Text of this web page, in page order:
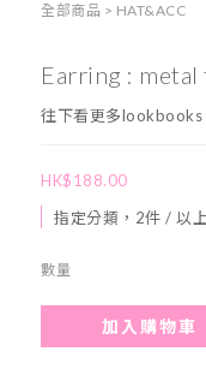
全部商品 > HAT&ACC
Earring :
往下看更多
HK$188.00
指定分類，2件 / 以
數量
加入購物車